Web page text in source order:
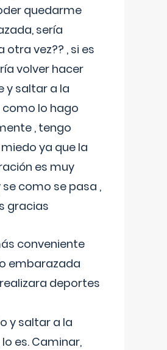
quedarme
sería
otra vez?? , si es
volver hacer
y saltar a la
lo hago
, tengo
ya que la
es muy
se como se pasa ,
gracias
conveniente
embarazada
deportes
y saltar a la
es. Caminar,